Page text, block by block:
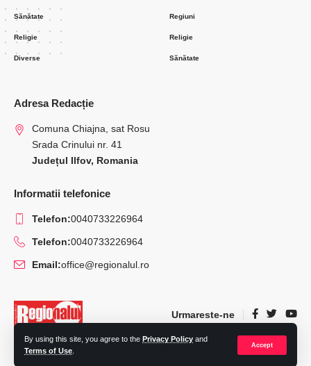
By using this site, you agree to the Privacy Policy and
Terms of Use
Accept
Sănătate
Religie
Diverse
Regiuni
Religie
Sănătate
Adresa Redacție
Comuna Chiajna, sat Rosu
Srada Crinului nr. 41
Județul Ilfov, Romania
Informatii telefonice
Telefon:0040733226964
Telefon:0040733226964
Email:office@regionalul.ro
Urmareste-ne